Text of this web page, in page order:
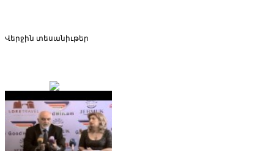
Վերջին տեսանիւթեր